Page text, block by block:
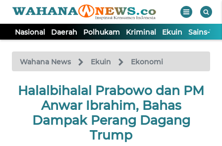
Nasional Daerah Polhukam Kriminal Ekuin Sains-
Wahana News Ekuin Ekonomi
Halalbihalal Prabowo dan PM
Anwar Ibrahim, Bahas
Dampak Perang Dagang
Trump
TV
Tutup
NASIONAL
DAERAH